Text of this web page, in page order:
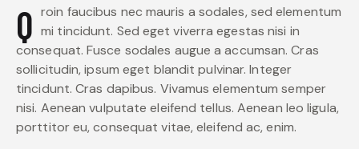
Qroin faucibus nec mauris a sodales, sed elementum mi tincidunt. Sed eget viverra egestas nisi in
consequat. Fusce sodales augue a accumsan. Cras
sollicitudin, ipsum eget blandit pulvinar. Integer
tincidunt. Cras dapibus. Vivamus elementum semper
nisi. Aenean vulputate eleifend tellus. Aenean leo ligula,
porttitor eu, consequat vitae, eleifend ac, enim.